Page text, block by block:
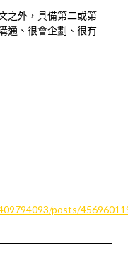
之外，具備第二或第
通、很會企劃、很有
posts/